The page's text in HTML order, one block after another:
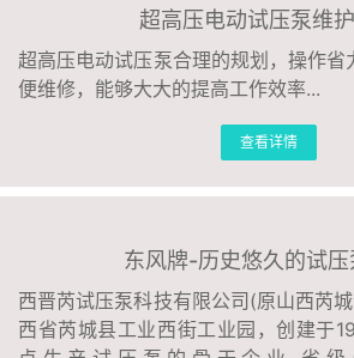
超高压电动试压泵维
超高压电动试压泵合理的规划，操作省
便维修，能够大大的提高工作效率...
查看详情
东风牌-历史悠久的试
西晋芮试压泵科技有限公司(原山西芮
西省芮城县工业西街工业园，创建于